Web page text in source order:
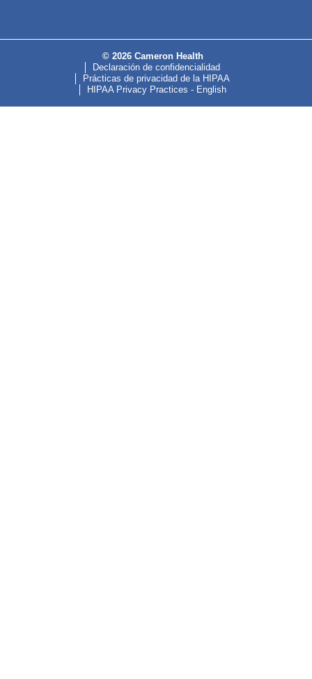
© 2026 Cameron Health
Declaración de confidencialidad
Prácticas de privacidad de la HIPAA
HIPAA Privacy Practices - English